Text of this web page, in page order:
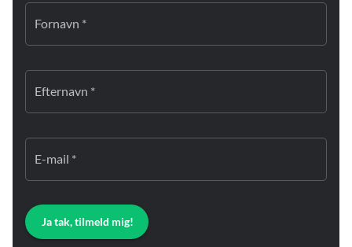
Fornavn *
Efternavn *
E-mail *
Ja tak, tilmeld mig!